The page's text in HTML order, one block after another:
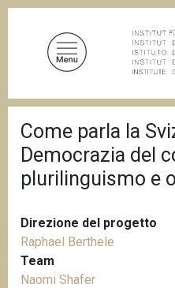
r
i
c
o
d
i
p
a
n
Come parla la
Democrazia del
plurilinguismo e
Direzione del progetto
Raphael Berthele
Team
Naomi Shafer